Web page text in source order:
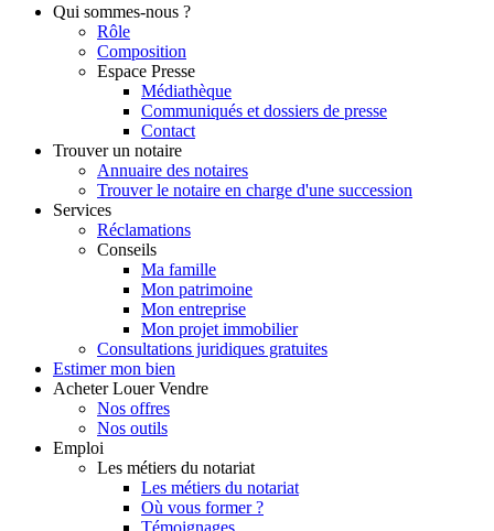
Qui sommes-nous ?
Rôle
Composition
Espace Presse
Médiathèque
Communiqués et dossiers de presse
Contact
Trouver un notaire
Annuaire des notaires
Trouver le notaire en charge d'une succession
Services
Réclamations
Conseils
Ma famille
Mon patrimoine
Mon entreprise
Mon projet immobilier
Consultations juridiques gratuites
Estimer mon bien
Acheter Louer Vendre
Nos offres
Nos outils
Emploi
Les métiers du notariat
Les métiers du notariat
Où vous former ?
Témoignages